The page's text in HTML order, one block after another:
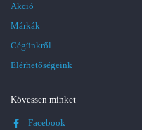
Akció
Márkák
Cégünkről
Elérhetőségeink
Kövessen minket
Facebook